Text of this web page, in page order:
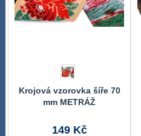
Krojová vzorovka šíře 70
mm METRÁŽ
149 Kč